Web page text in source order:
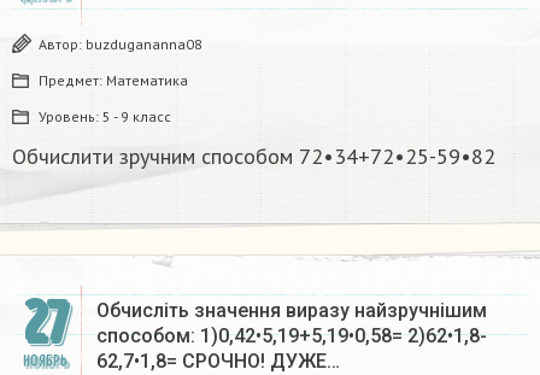
Автор: buzdugananna08
Предмет: Математика
Уровень: 5 - 9 класс
Обчислити зручним способом 72•34+72•25-59•82
27
НОЯБРЬ
Обчисліть значення виразу найзручнішим
способом: 1)0,42•5,19+5,19•0,58= 2)62•1,8-
62,7•1,8= СРОЧНО! ДУЖЕ…